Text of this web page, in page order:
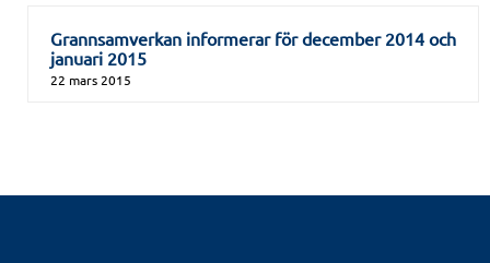
Grannsamverkan informerar för december 2014 och
januari 2015
22 mars 2015